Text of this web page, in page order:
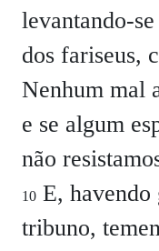
levantando-
dos fariseus,
Nenhum mal
e se algum
não
10 E, havendo
tribuno,